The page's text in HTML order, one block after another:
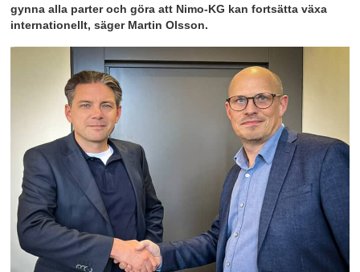
gynna alla parter och göra att Nimo-KG kan fortsätta växa
internationellt, säger Martin Olsson.